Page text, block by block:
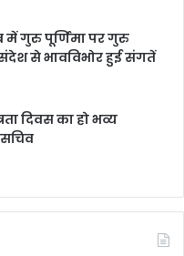
में गुरु पूर्णिमा पर गुरु
से भावविभोर हुई संगतें
दिवस का हो भव्य